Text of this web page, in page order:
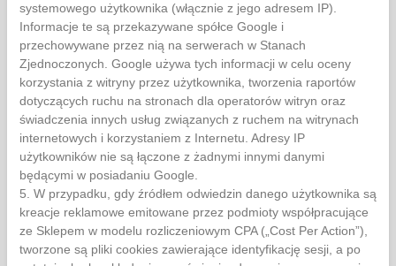
systemowego użytkownika (włącznie z jego adresem IP).
Informacje te są przekazywane spółce Google i
przechowywane przez nią na serwerach w Stanach
Zjednoczonych. Google używa tych informacji w celu oceny
korzystania z witryny przez użytkownika, tworzenia raportów
dotyczących ruchu na stronach dla operatorów witryn oraz
świadczenia innych usług związanych z ruchem na witrynach
internetowych i korzystaniem z Internetu. Adresy IP
użytkowników nie są łączone z żadnymi innymi danymi
będącymi w posiadaniu Google.
5. W przypadku, gdy źródłem odwiedzin danego użytkownika są
kreacje reklamowe emitowane przez podmioty współpracujące
ze Sklepem w modelu rozliczeniowym CPA („Cost Per Action”),
tworzone są pliki cookies zawierające identyfikację sesji, a po